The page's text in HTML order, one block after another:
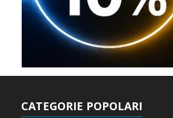
CATEGORIE POPOLARI